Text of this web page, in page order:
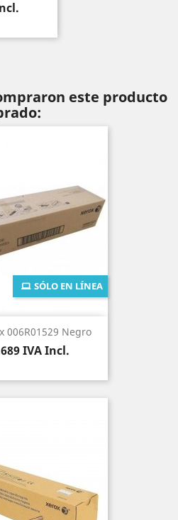
este producto
006R01529 Negro
IVA Incl.
SÓLO EN LÍNEA